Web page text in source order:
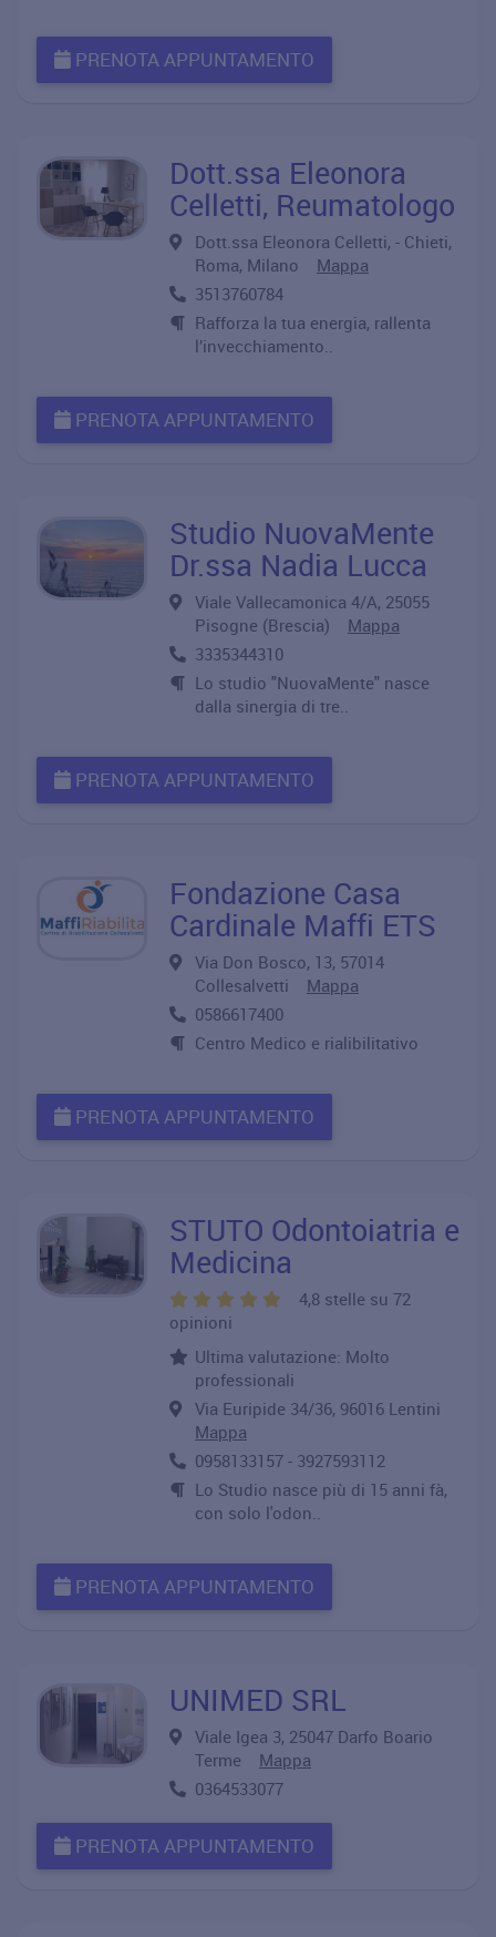
PRENOTA APPUNTAMENTO
Dott.ssa Eleonora
Celletti, Reumatologo
Dott.ssa Eleonora Celletti, - Chieti,
Roma, Milano Mappa
3513760784
Rafforza la tua energia, rallenta
l’invecchiamento..
PRENOTA APPUNTAMENTO
Studio NuovaMente
Dr.ssa Nadia Lucca
Viale Vallecamonica 4/A, 25055
Pisogne (Brescia) Mappa
3335344310
Lo studio "NuovaMente" nasce
dalla sinergia di tre..
PRENOTA APPUNTAMENTO
Fondazione Casa
Cardinale Maffi ETS
Via Don Bosco, 13, 57014
Collesalvetti Mappa
0586617400
Centro Medico e rialibilitativo
PRENOTA APPUNTAMENTO
STUTO Odontoiatria e
Medicina
4,8 stelle su 72
opinioni
Ultima valutazione: Molto
professionali
Via Euripide 34/36, 96016 Lentini
Mappa
0958133157 - 3927593112
Lo Studio nasce più di 15 anni fà,
con solo l'odon..
PRENOTA APPUNTAMENTO
UNIMED SRL
Viale Igea 3, 25047 Darfo Boario
Terme Mappa
0364533077
PRENOTA APPUNTAMENTO